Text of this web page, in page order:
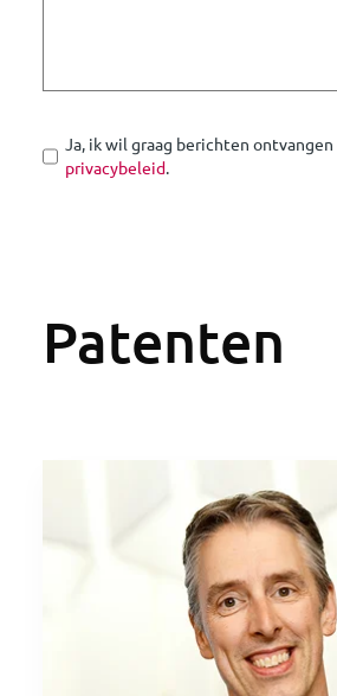
Ja, ik wil graag berichten
privacybeleid.
Patenten